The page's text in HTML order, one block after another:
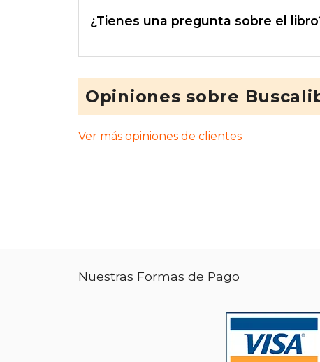
¿Tienes una pregunta sobre el
Opiniones sobre
Ver más opiniones de clientes
Nuestras Formas de Pago